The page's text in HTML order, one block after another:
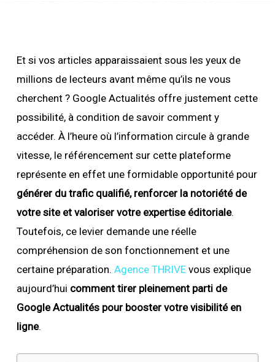
Et si vos articles apparaissaient sous les yeux de
millions de lecteurs avant même qu’ils ne vous
cherchent ? Google Actualités offre justement cette
possibilité, à condition de savoir comment y
accéder. À l’heure où l’information circule à grande
vitesse, le référencement sur cette plateforme
représente en effet une formidable opportunité pour
générer du trafic qualifié, renforcer la notoriété de
votre site et valoriser votre expertise éditoriale.
Toutefois, ce levier demande une réelle
compréhension de son fonctionnement et une
certaine préparation. Agence THRIVE vous explique
aujourd’hui comment tirer pleinement parti de
Google Actualités pour booster votre visibilité en
ligne.